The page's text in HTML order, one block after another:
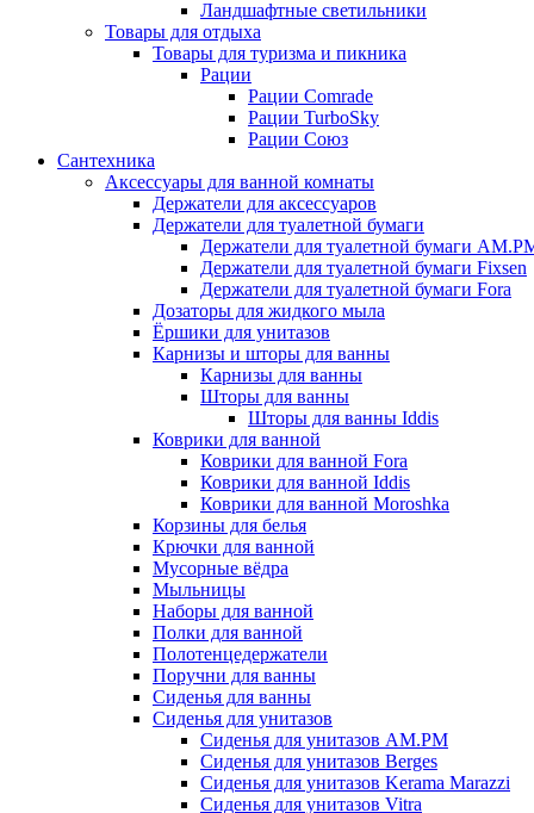
Ландшафтные светильники
Товары для отдыха
Товары для туризма и пикника
Рации
Рации Comrade
Рации TurboSky
Рации Союз
Сантехника
Аксессуары для ванной комнаты
Держатели для аксессуаров
Держатели для туалетной бумаги
Держатели для туалетной бумаги
Держатели для туалетной бумаги Fixsen
Держатели для туалетной бумаги Fora
Дозаторы для жидкого мыла
Ёршики для унитазов
Карнизы и шторы для ванны
Карнизы для ванны
Шторы для ванны
Шторы для ванны Iddis
Коврики для ванной
Коврики для ванной Fora
Коврики для ванной Iddis
Коврики для ванной Moroshka
Корзины для белья
Крючки для ванной
Мусорные вёдра
Мыльницы
Наборы для ванной
Полки для ванной
Полотенцедержатели
Поручни для ванны
Сиденья для ванны
Сиденья для унитазов
Сиденья для унитазов AM.PM
Сиденья для унитазов Berges
Сиденья для унитазов Kerama Marazzi
Сиденья для унитазов Vitra